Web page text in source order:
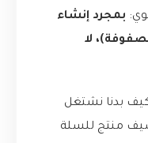
بمجرد إنشاء
لا
بدنا نشتغل
منتج للسلة